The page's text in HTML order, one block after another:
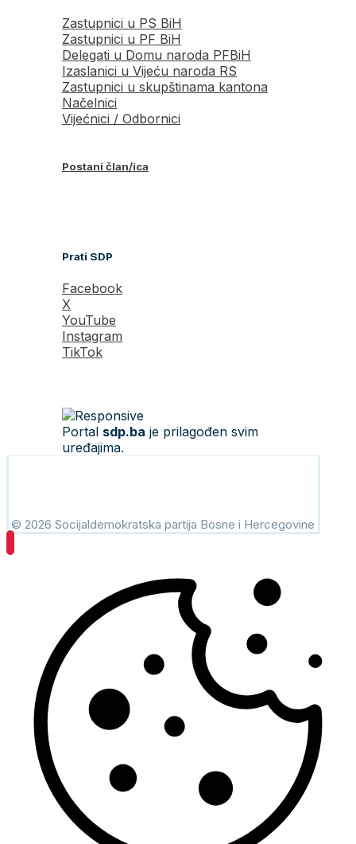
Zastupnici u PS BiH
Zastupnici u PF BiH
Delegati u Domu naroda PFBiH
Izaslanici u Vijeću naroda RS
Zastupnici u skupštinama kantona
Načelnici
Vijećnici / Odbornici
Postani član/ica
Prati SDP
Facebook
X
YouTube
Instagram
TikTok
Portal sdp.ba je prilagođen svim
uređajima.
© 2026 Socijaldemokratska partija Bosne i Hercegovine